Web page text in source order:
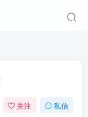
关注 私信